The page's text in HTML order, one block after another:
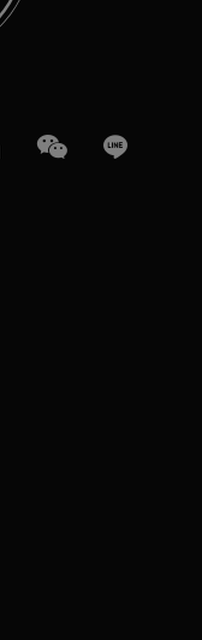
linkedInWeChatLine